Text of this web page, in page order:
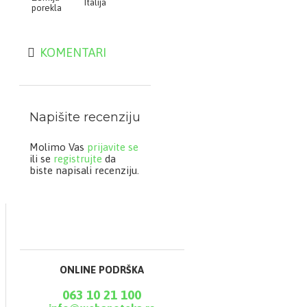
zaslađivača i boje
Jedinstvena formula
svojstva aloje i nonija
Sadržaj polisaharida*
porekla
Italija
KOMENTARI
Napišite recenziju
Molimo Vas prijavite se
ili se registrujte da
biste napisali recenziju.
ONLINE PODRŠKA
063 10 21 100